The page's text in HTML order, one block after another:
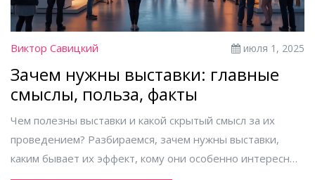
Виктор Савицкий июля 1, 2025
Зачем нужны выставки: главные
смыслы, польза, факты
Чем полезны выставки и какой скрытый смысл за их
проведением? Разбираемся, зачем нужны выставки,
каким бывает их эффект, кому они особенно интересны